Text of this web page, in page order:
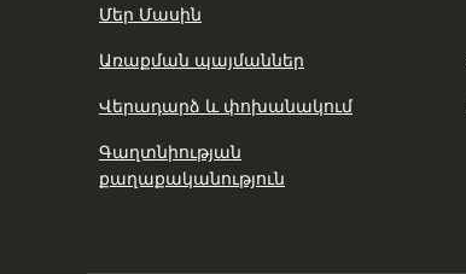
Մեր Մասին
Առաքման պայմաններ
Վերադարձ և փոխանակում
Գաղտնիության
քաղաքականություն